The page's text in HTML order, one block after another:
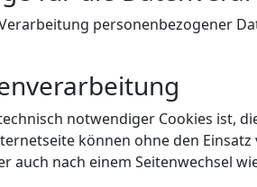
personenbezogener
notwendiger Cookies ist,
können ohne den
auch nach einem Seitenwechsel